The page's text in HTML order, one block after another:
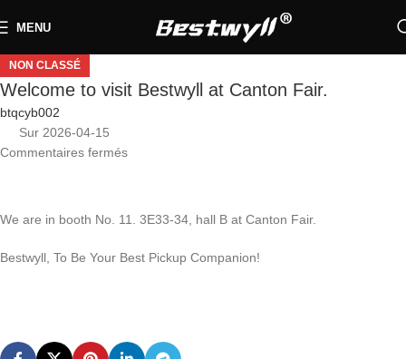
MENU
NON CLASSÉ
Welcome to visit Bestwyll at Canton Fair.
btqcyb002
Sur 2026-04-15
Commentaires fermés
We are in booth No. 11. 3E33-34, hall B at Canton Fair.
​​Bestwyll, To Be Your Best Pickup Companion!